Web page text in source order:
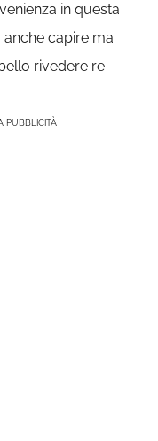
in questa
anche capire ma
rivedere re
PUBBLICITÀ